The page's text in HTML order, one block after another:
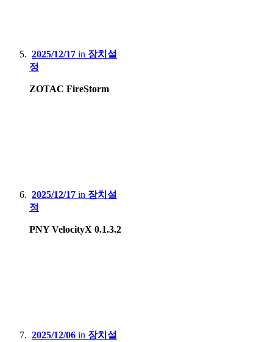
2025/12/17 in 장치설
정
ZOTAC FireStorm
2025/12/17 in 장치설
정
PNY VelocityX 0.1.3.2
2025/12/06 in 장치설